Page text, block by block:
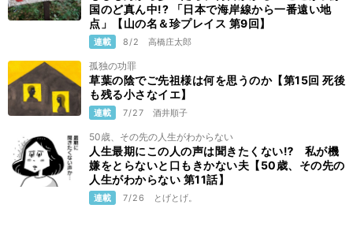
国のど真ん中!? 「日本で海岸線から一番遠い地
点」【山の名＆珍プレイス 第9回】
連載 8/2 高橋庄太郎
孤独の功罪
草葉の陰でご先祖様は何を思うのか【第15回 死後
も残る小さなイエ】
連載 7/27 酒井順子
50歳、その先の人生がわからない
人生最期にこの人の声は聞きたくない⁉ 私が機
嫌をとらないと口もきかない夫【50歳、その先の
人生がわからない 第11話】
連載 7/26 とげとげ。